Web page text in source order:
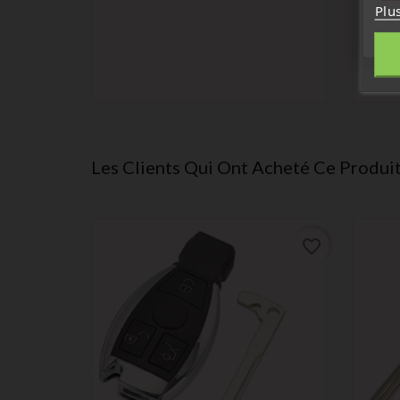
FO21
Les Clients Qui Ont Acheté Ce